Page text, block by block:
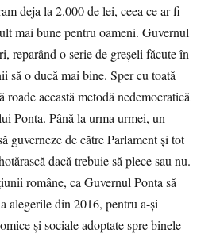
deja la 2.000 de lei, ceea ce ar fi
mai bune pentru oameni. Guvernul
reparând o serie de greşeli făcute în
să o ducă mai bine. Sper cu toată
roade această metodă nedemocratică
Ponta. Până la urma urmei, un
guverneze de către Parlament şi tot
dacă trebuie să plece sau nu.
române, ca Guvernul Ponta să
alegerile din 2016, pentru a-şi
şi sociale adoptate spre binele